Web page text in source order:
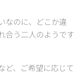
なのに、どこか違
合う二人のようです
ど、ご希望に応じて